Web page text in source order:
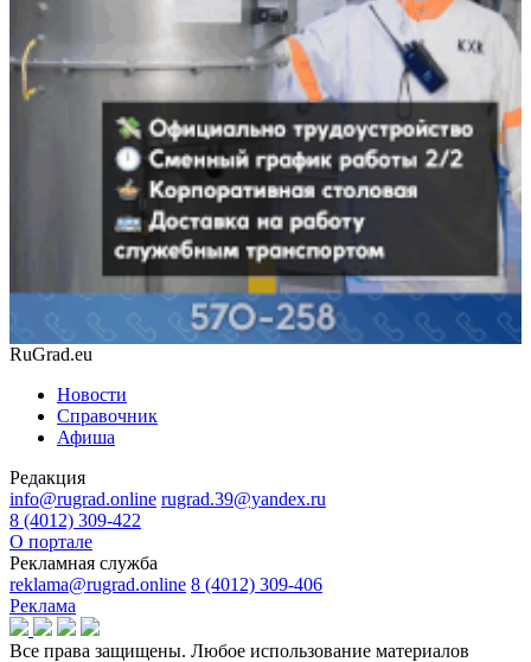
RuGrad.eu
Новости
Справочник
Афиша
Редакция
info@rugrad.online rugrad.39@yandex.ru
8 (4012) 309-422
О портале
Рекламная служба
reklama@rugrad.online 8 (4012) 309-406
Реклама
Все права защищены. Любое использование материалов